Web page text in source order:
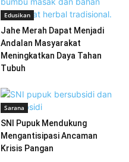
Edusikan
Jahe Merah Dapat Menjadi
Andalan Masyarakat
Meningkatkan Daya Tahan
Tubuh
Sarana
SNI Pupuk Mendukung
Mengantisipasi Ancaman
Krisis Pangan